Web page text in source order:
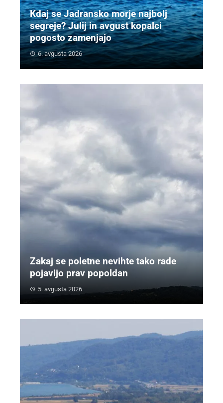
Kdaj se Jadransko morje najbolj
segreje? Julij in avgust kopalci
pogosto zamenjajo
6. avgusta 2026
Zakaj se poletne nevihte tako rade
pojavijo prav popoldan
5. avgusta 2026